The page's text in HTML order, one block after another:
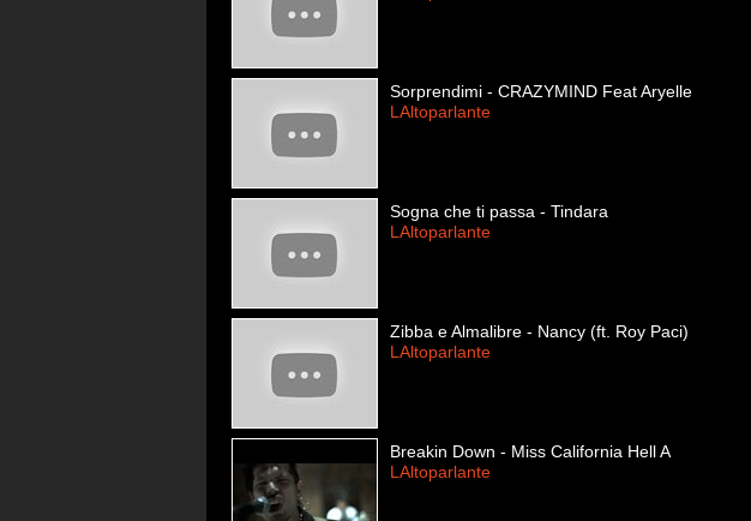
Sorprendimi - CRAZYMIND Feat Aryelle
LAltoparlante
Sogna che ti passa - Tindara
LAltoparlante
Zibba e Almalibre - Nancy (ft. Roy Paci)
LAltoparlante
Breakin Down - Miss California Hell A
LAltoparlante